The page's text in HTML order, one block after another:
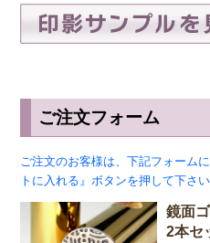
ご注文フォーム
ご注文のお客様は、下記フォーム
トに入れる』ボタンを押して下さい
鏡面
2本セ